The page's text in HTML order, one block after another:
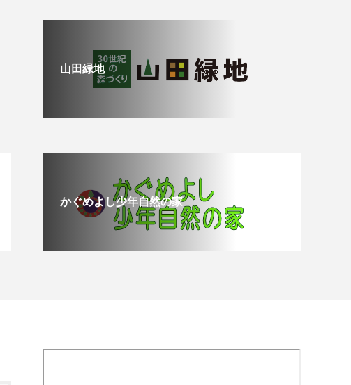
山田緑地
かぐめよし少年自然の家